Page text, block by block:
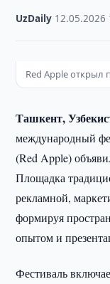
UzDaily 12.05.2026
Red Apple открыл
Ташкент,
международный
(Red Apple)
Площадка
рекламной,
формируя
опытом и
Фестиваль